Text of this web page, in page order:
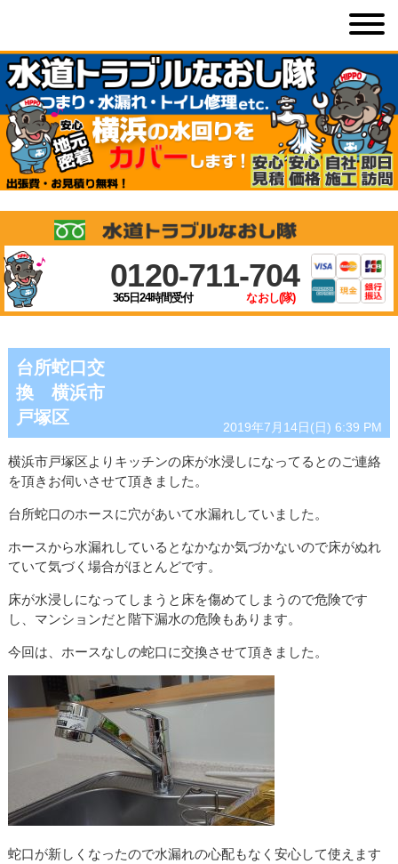
0120-711-704
なおし(隊)
365日24時間受付
台所蛇口交
換 横浜市
戸塚区
2019年7月14日(日) 6:39 PM
横浜市戸塚区よりキッチンの床が水浸しになってるとのご連絡
を頂きお伺いさせて頂きました。
台所蛇口のホースに穴があいて水漏れしていました。
ホースから水漏れしているとなかなか気づかないので床がぬれ
ていて気づく場合がほとんどです。
床が水浸しになってしまうと床を傷めてしまうので危険です
し、マンションだと階下漏水の危険もあります。
今回は、ホースなしの蛇口に交換させて頂きました。
蛇口が新しくなったので水漏れの心配もなく安心して使えます